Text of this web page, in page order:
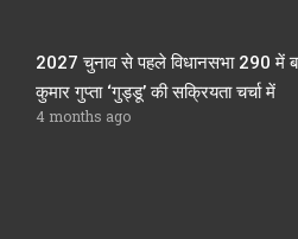
2027 चुनाव से पहले विधानसभा 290 में
कुमार गुप्ता ‘गुड्डू’ की सक्रियता चर्चा में
4 months ago